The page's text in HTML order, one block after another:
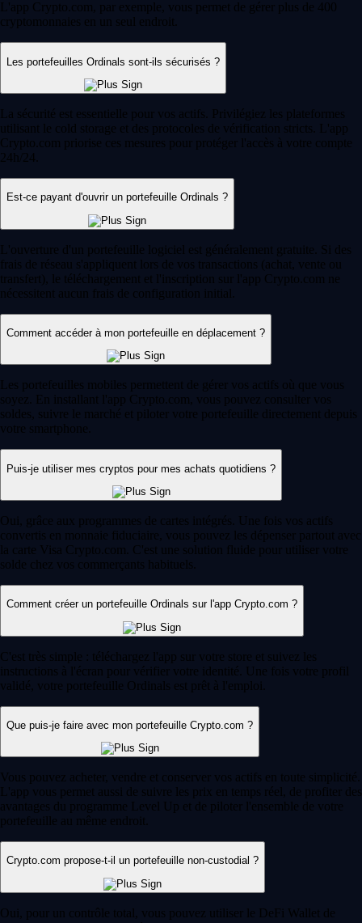
Qu'est-ce qu'un portefeuille crypto ?
crypto. Ce guide vous permet de comprendre son fonctionnement et de
choisir la solution la plus adaptée à vos besoins.
Learn more
Comment acheter du XRP (Ripple) en France
Créé par Ripple, le XRP vise à simplifier les paiements internationaux.
Apprenez à l'acheter en France grâce à ce guide clair et accessible,
même si vous débutez dans les cryptos.
Learn more
Comment acheter du XRP (Ripple) en France
Créé par Ripple, le XRP vise à simplifier les paiements internationaux.
Apprenez à l'acheter en France grâce à ce guide clair et accessible,
même si vous débutez dans les cryptos.
Learn more
Comment acheter et investir dans les cryptomonnaies : le guide pour
bien débuter
aide à choisir une plateforme de confiance, créer un compte et réaliser
votre premier achat en toute sécurité.
Learn more
Comment acheter et investir dans les cryptomonnaies : le guide pour
bien débuter
Vous envisagez d'investir dans les cryptomonnaies ? Ce guide vous
aide à choisir une plateforme de confiance, créer un compte et réaliser
Learn more
Voir les articles
Une plateforme reconnue à l'échelle
Des millions d'utilisateurs dans plus de 90 pays
Fondation
2016
Pays
Utilisateurs